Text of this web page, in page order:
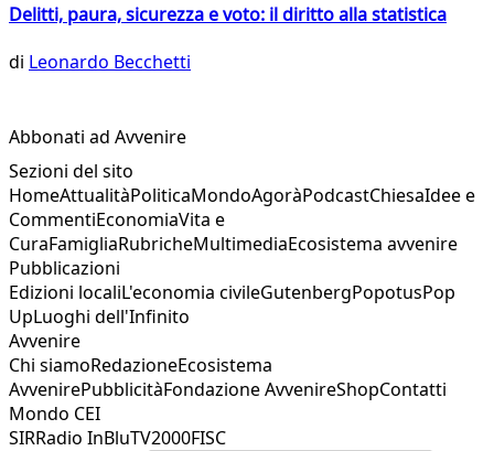
Delitti, paura, sicurezza e voto: il diritto alla statistica
di Leonardo Becchetti
Abbonati ad Avvenire
Sezioni del sito
HomeAttualitàPoliticaMondoAgoràPodcastChiesaIdee e
CommentiEconomiaVita e
CuraFamigliaRubricheMultimediaEcosistema avvenire
Pubblicazioni
Edizioni localiL'economia civileGutenbergPopotusPop
UpLuoghi dell'Infinito
Avvenire
Chi siamoRedazioneEcosistema
AvvenirePubblicitàFondazione AvvenireShopContatti
Mondo CEI
SIRRadio InBluTV2000FISC